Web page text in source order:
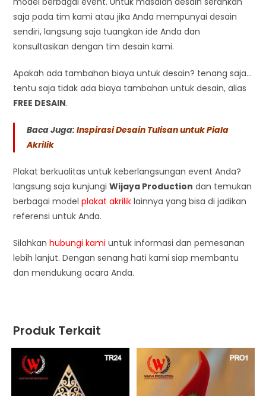
saja pada tim kami atau jika Anda mempunyai desain
sendiri, langsung saja tuangkan ide Anda dan
konsultasikan dengan tim desain kami.
Apakah ada tambahan biaya untuk desain? tenang saja…
tentu saja tidak ada biaya tambahan untuk desain, alias
FREE DESAIN.
Baca Juga:Inspirasi Desain Tulisan untuk Piala
Akrilik
Plakat berkualitas untuk keberlangsungan event Anda?
langsung saja kunjungiWijaya Production dan temukan
berbagai modelplakat akrilik lainnya yang bisa di jadikan
referensi untuk Anda.
Silahkanhubungi kami untuk informasi dan pemesanan
lebih lanjut. Dengan senang hati kami siap membantu
dan mendukung acara Anda.
Produk Terkait